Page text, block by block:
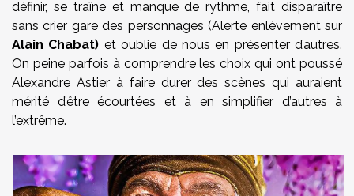
définir, se traîne et manque de rythme, fait disparaître
sans crier gare des personnages (Alerte enlèvement sur
Alain Chabat) et oublie de nous en présenter d’autres.
On peine parfois à comprendre les choix qui ont poussé
Alexandre Astier à faire durer des scènes qui auraient
mérité d’être écourtées et à en simplifier d’autres à
l’extrême.